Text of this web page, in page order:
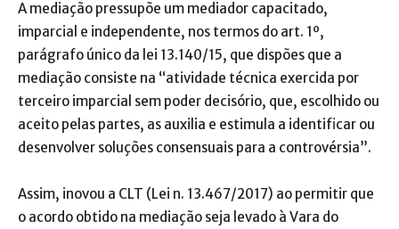
A mediação pressupõe um mediador capacitado,
imparcial e independente, nos termos do art. 1º,
parágrafo único da lei 13.140/15, que dispões que a
mediação consiste na “atividade técnica exercida por
terceiro imparcial sem poder decisório, que, escolhido ou
aceito pelas partes, as auxilia e estimula a identificar ou
desenvolver soluções consensuais para a controvérsia”.
Assim, inovou a CLT (Lei n. 13.467/2017) ao permitir que
o acordo obtido na mediação seja levado à Vara do